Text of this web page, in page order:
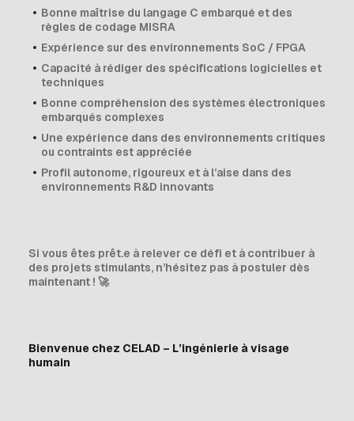
Bonne maîtrise du langage C embarqué et des
règles de codage MISRA
Expérience sur des environnements SoC / FPGA
Capacité à rédiger des spécifications logicielles et
techniques
Bonne compréhension des systèmes électroniques
embarqués complexes
Une expérience dans des environnements critiques
ou contraints est appréciée
Profil autonome, rigoureux et à l’aise dans des
environnements R&D innovants
Si vous êtes prêt.e à relever ce défi et à contribuer à
des projets stimulants, n’hésitez pas à postuler dès
maintenant ! 🚀
Bienvenue chez CELAD – L’ingénierie à visage
humain